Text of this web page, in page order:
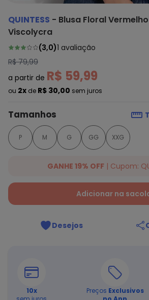
QUINTESS - Blusa Floral
Viscolycra
(3,0)1 avaliação
R$ 79,99
a partir de R$ 59,99
ou 2x de R$ 30,00 sem juros
Tamanhos
P M G GG XXG
GANHE 19% OFF | Cupom:
Ganhe 19% OFF Extra em qualquer valor,
QUINTESS19. Válido para toda loja
Adicionar na
Desejos
10x
Preços Exclusivos